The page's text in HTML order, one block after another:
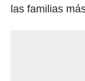
las familias